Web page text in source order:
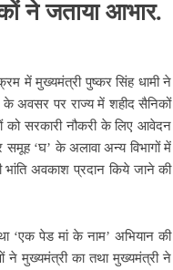
ने जताया आभार.
में मुख्यमंत्री पुष्कर सिंह धामी ने
के अवसर पर राज्य में शहीद सैनिकों
सरकारी नौकरी के लिए आवेदन
‘घ’ के अलावा अन्य विभागों में
भांति अवकाश प्रदान किये जाने की
‘एक पेड मां के नाम’ अभियान की
ने मुख्यमंत्री का तथा मुख्यमंत्री ने